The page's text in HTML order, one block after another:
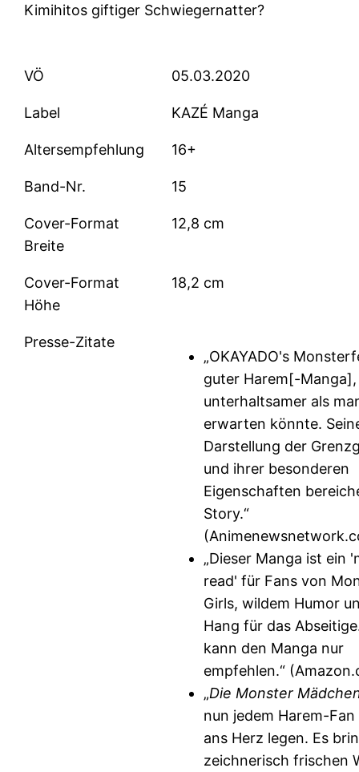
Kimihitos giftiger Schwiegernatter?
VÖ 05.03.2020
Label KAZÉ Manga
Altersempfehlung 16+
Band-Nr. 15
Cover-Format
Breite
12,8 cm
Cover-Format
Höhe
18,2 cm
Presse-Zitate
„OKAYADO's
guter Harem[-
unterhaltsamer als
erwarten könnte.
Darstellung der
und ihrer besonderen
Eigenschaften
Story.“
„Dieser Manga ist ein
read' für Fans von
Girls, wildem Humor
Hang für das
kann den Manga nur
empfehlen.“
„Die Monster
nun jedem Harem-
ans Herz legen. Es
zeichnerisch frischen